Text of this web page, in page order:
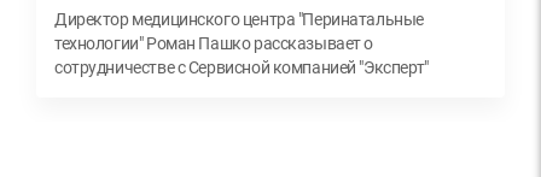
Директор медицинского центра "Перинатальные
технологии" Роман Пашко рассказывает о
сотрудничестве с Сервисной компанией "Эксперт"